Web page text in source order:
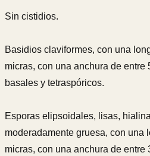
Sin cistidios.
Basidios claviformes, con una
micras, con una anchura de entre
basales y tetraspóricos.
Esporas elipsoidales, lisas,
moderadamente gruesa, con una
micras, con una anchura de entre